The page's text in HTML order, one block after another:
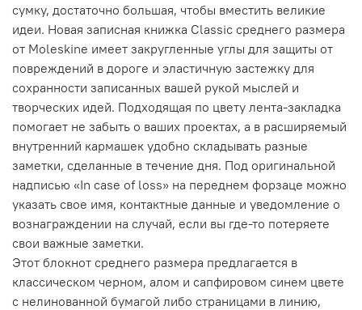
сумку, достаточно большая, чтобы вместить великие
идеи. Новая записная книжка Classic среднего размера
от Moleskine имеет закругленные углы для защиты от
повреждений в дороге и эластичную застежку для
сохранности записанных вашей рукой мыслей и
творческих идей. Подходящая по цвету лента-закладка
помогает не забыть о ваших проектах, а в расширяемый
внутренний кармашек удобно складывать разные
заметки, сделанные в течение дня. Под оригинальной
надписью «In case of loss» на переднем форзаце можно
указать свое имя, контактные данные и уведомление о
вознаграждении на случай, если вы где-то потеряете
свои важные заметки.
Этот блокнот среднего размера предлагается в
классическом черном, алом и сапфировом синем цвете
с нелинованной бумагой либо страницами в линию,